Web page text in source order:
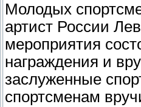
Молодых
артист России
мероприятия
награждения и
заслуженные
спортсменам